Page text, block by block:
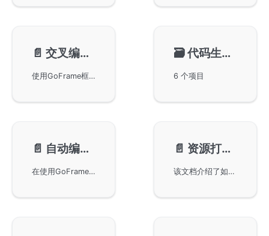
📄️ 交叉编译-build
使用GoFrame框架进行交叉编译。通过gf build命令，可以快速生成带有当前Go版本、GoFrame版本、Git Commit等信息的可执行文件。支持同时从命令行和配置文件指定参数，满足不同操作系统和平台的编译需求，为开发者提供便捷的构建解决方案。
🗃️代码生成-gen(🔥重点🔥)
6 个项目
📄️ 自动编译-run
在使用GoFrame框架构建项目时，如何通过gf run命令实现自动编译功能。虽然Go语言本身不支持热编译特性，但gf run命令可实现当项目中的go文件发生变更时，自动编译并运行新版本程序的功能，旨在提高开发效率。
📄️ 资源打包-pack
该文档介绍了如何使用GoFrame框架中的gf pack命令将任意文件打包为资源文件或Go代码文件。通过该工具，用户可以实现资源打包和随可执行文件一同发布。此外，gf pack命令还能与build命令结合，实现打包和编译的一步操作。文档中详细列出命令的使用方法和选项说明，帮助用户更好地理解和使用该功能。